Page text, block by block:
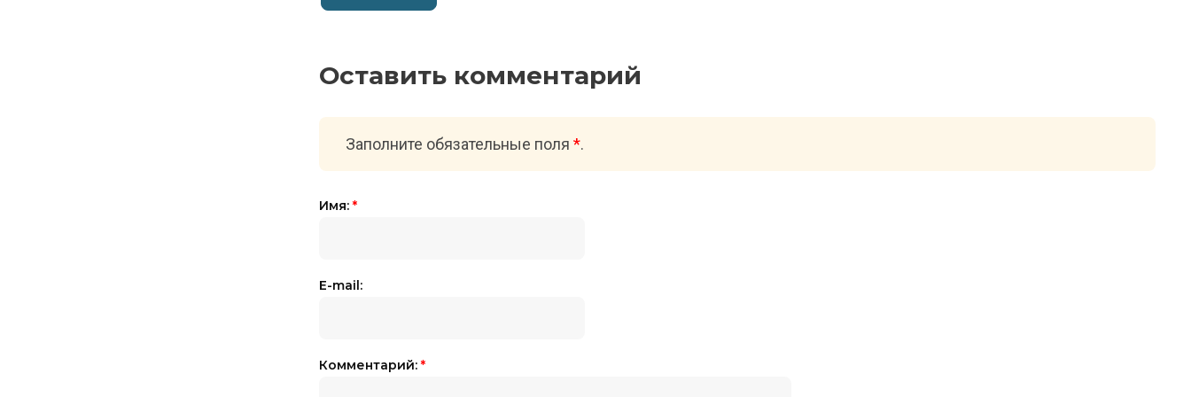
Оставить комментарий
Заполните обязательные поля *.
Имя: *
E-mail:
Комментарий: *